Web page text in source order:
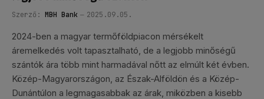
Szerző: MBH Bank 2025.09.05.
2024-ben a magyar termőföldpiacon mérsékelt
áremelkedés volt tapasztalható, de a legjobb minőségű
szántók ára több mint harmadával nőtt az elmúlt két évben.
Közép-Magyarországon, az Észak-Alföldön és a Közép-
Dunántúlon a legmagasabbak az árak, miközben a kisebb